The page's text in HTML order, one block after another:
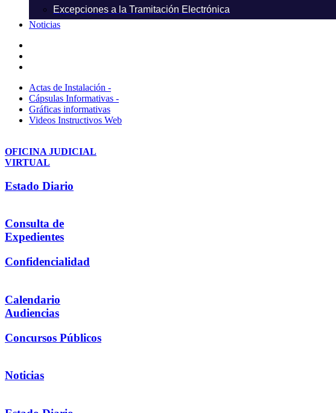
Excepciones a la Tramitación Electrónica
Noticias
Actas de Instalación -
Cápsulas Informativas -
Gráficas informativas
Videos Instructivos Web
OFICINA JUDICIAL
VIRTUAL
Estado Diario
Consulta de
Expedientes
Confidencialidad
Calendario
Audiencias
Concursos Públicos
Noticias